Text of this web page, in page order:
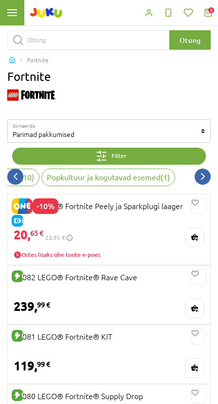
0
Otsing
Fortnite
Fortnite
Sorteerida
Parimad pakkumised
Filter
10) Popkultuur ja kogutavad esemed(1)
-10%
E-HIND
77075 LEGO® Fortnite Peely ja Sparkplugi laager
20,65 €
22,95 €
Ostes lisaks ühe toote e-poes
UUS TOODE
77082 LEGO® Fortnite® Rave Cave
239,99 €
UUS TOODE
77081 LEGO® Fortnite® KIT
119,99 €
UUS TOODE
77080 LEGO® Fortnite® Supply Drop